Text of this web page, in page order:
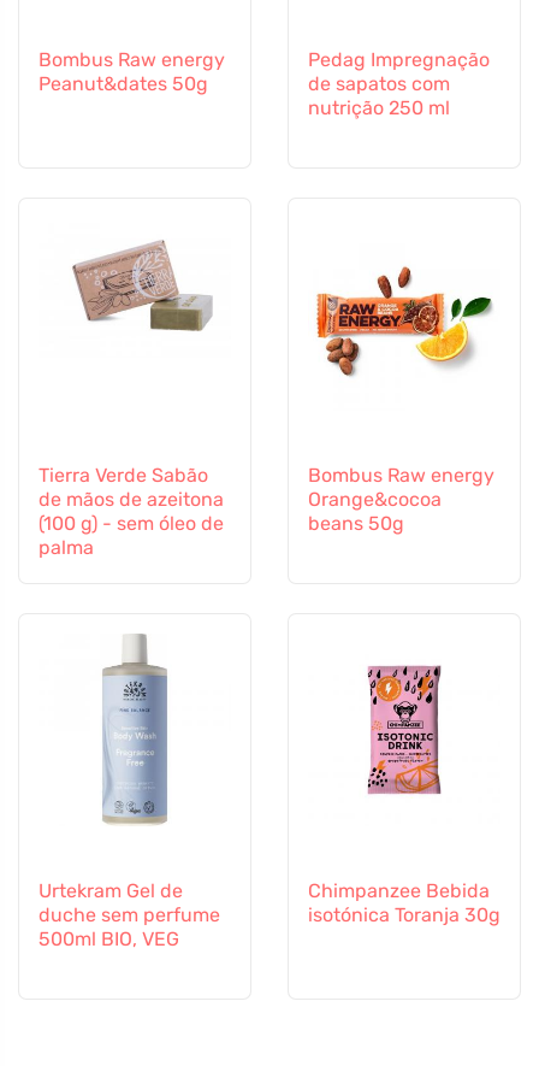
Bombus Raw energy
Peanut&dates 50g
Pedag Impregnação
de sapatos com
nutrição 250 ml
Tierra Verde Sabão
de mãos de azeitona
(100 g) - sem óleo de
palma
Bombus Raw energy
Orange&cocoa
beans 50g
Urtekram Gel de
duche sem perfume
500ml BIO, VEG
Chimpanzee Bebida
isotónica Toranja 30g